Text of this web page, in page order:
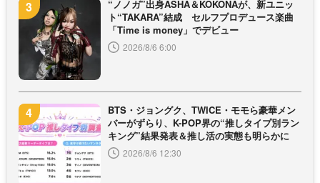
“ノノガ”出身ASHA＆KOKONAが、新ユニッ
ト“TAKARA”結成 セルフプロデュース楽曲
「Time is money」でデビュー
2026/8/6 6:00
BTS・ジョングク、TWICE・モモら豪華メン
バーがずらり、K-POP界の“推しタイプ別ラン
キング”結果発表＆推し活の実態も明らかに
2026/8/6 12:30